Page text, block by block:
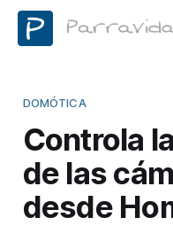
DOMÓTICA
Controla
de las
desde